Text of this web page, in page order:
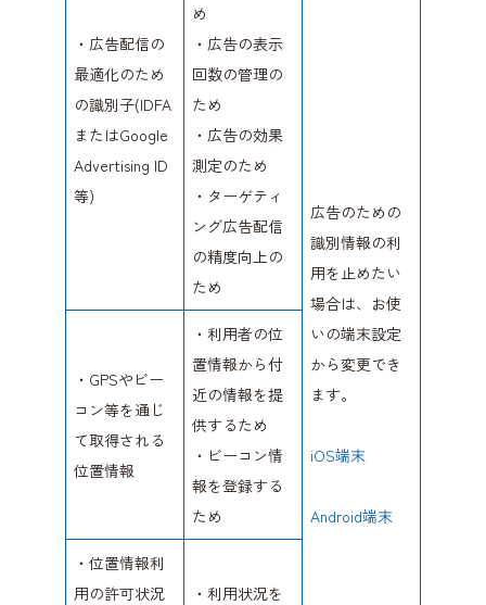
広告のための
識別情報の利
用を止めたい
場合は、お使
いの端末設定
から変更でき
ます。
iOS端末
Android端末
・広告配信の
最適化のため
の識別子(IDFA
またはGoogle
Advertising ID
等)
め
・広告の表示
回数の管理の
ため
・広告の効果
測定のため
・ターゲティ
ング広告配信
の精度向上の
ため
・GPSやビー
コン等を通じ
て取得される
位置情報
・利用者の位
置情報から付
近の情報を提
供するため
・ビーコン情
報を登録する
ため
・位置情報利
用の許可状況
・利用状況を